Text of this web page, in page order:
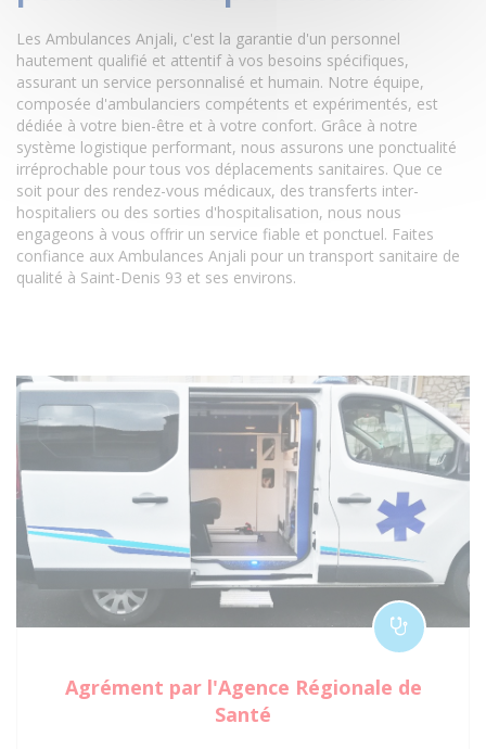
Les Ambulances Anjali, c'est la garantie d'un personnel
hautement qualifié et attentif à vos besoins spécifiques,
assurant un service personnalisé et humain. Notre équipe,
composée d'ambulanciers compétents et expérimentés, est
dédiée à votre bien-être et à votre confort. Grâce à notre
système logistique performant, nous assurons une ponctualité
irréprochable pour tous vos déplacements sanitaires. Que ce
soit pour des rendez-vous médicaux, des transferts inter-
hospitaliers ou des sorties d'hospitalisation, nous nous
engageons à vous offrir un service fiable et ponctuel. Faites
confiance aux Ambulances Anjali pour un transport sanitaire de
qualité à Saint-Denis 93 et ses environs.
Agrément par l'Agence Régionale de
Santé